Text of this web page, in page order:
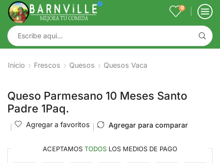
0
Inicio Frescos Quesos Quesos Vaca
Queso Parmesano 10 Meses Santo
Padre 1Paq.
Agregar a favoritos Agregar para comparar
ACEPTAMOS TODOS LOS MEDIOS DE PAGO